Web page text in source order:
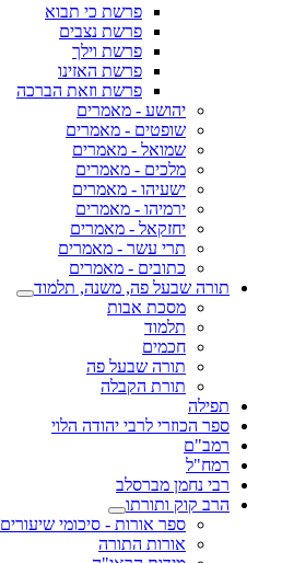
פרשת כי תבוא
פרשת נצבים
פרשת וילך
פרשת האזינו
פרשת וזאת הברכה
יהושע - מאמרים
שופטים - מאמרים
שמואל - מאמרים
מלכים - מאמרים
ישעיהו - מאמרים
ירמיהו - מאמרים
יחזקאל - מאמרים
תרי עשר - מאמרים
כתובים - מאמרים
תורה שבעל פה, משנה, תלמוד
מסכת אבות
תלמוד
חכמים
תורה שבעל פה
תורת הקבלה
תפילה
ספר הכוזרי לרבי יהודה הלוי
רמב"ם
רמח"ל
רבי נחמן מברסלב
הרב קוק ותורתו
ספר אורות - סיכומי שיעורים
אורות התורה